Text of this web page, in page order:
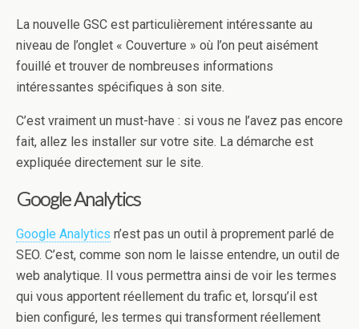
La nouvelle GSC est particulièrement intéressante au
niveau de l’onglet « Couverture » où l’on peut aisément
fouillé et trouver de nombreuses informations
intéressantes spécifiques à son site.
C’est vraiment un must-have : si vous ne l’avez pas encore
fait, allez les installer sur votre site. La démarche est
expliquée directement sur le site.
Google Analytics
Google Analytics n’est pas un outil à proprement parlé de
SEO. C’est, comme son nom le laisse entendre, un outil de
web analytique. Il vous permettra ainsi de voir les termes
qui vous apportent réellement du trafic et, lorsqu’il est
bien configuré, les termes qui transforment réellement